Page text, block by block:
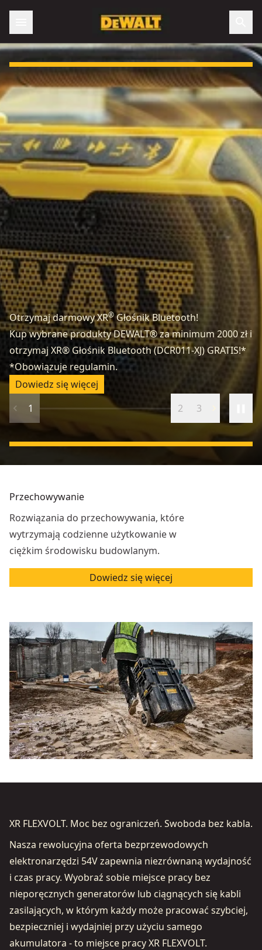
Slide 1 of 3: Otrzymaj darmowy XR® Głośnik Bluetooth!
Otrzymaj darmowy XR®Głośnik Bluetooth!
Kup wybrane produkty DEWALT® za minimum 2000 zł i
otrzymaj XR® Głośnik Bluetooth (DCR011-XJ) GRATIS!*
*Obowiązuje regulamin.
Dowiedz się więcej
1
2 3
Przechowywanie
Rozwiązania do przechowywania, które
wytrzymają codzienne użytkowanie w
ciężkim środowisku budowlanym.
Dowiedz się więcej
XR FLEXVOLT. Moc bez ograniczeń. Swoboda bez kabla.
Nasza rewolucyjna oferta bezprzewodowych
elektronarzędzi 54V zapewnia niezrównaną wydajność
i czas pracy. Wyobraź sobie miejsce pracy bez
nieporęcznych generatorów lub ciągnących się kabli
zasilających, w którym każdy może pracować szybciej,
bezpieczniej i wydajniej przy użyciu samego
akumulatora - to miejsce pracy XR FLEXVOLT.